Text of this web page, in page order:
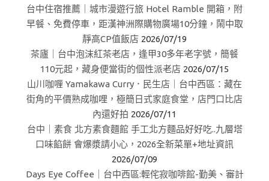
台中住宿推薦｜城市漫遊行旅 Hotel Ramble 開箱，附
早餐、免費停車，距漢神洲際購物廣場10分鐘，鬧中取
靜高CP值飯店 2026/07/19
茶廬｜台中泡沫紅茶老店，逢甲30多年老字號，簡餐
110元起，藏身便當街的個性派老店 2026/07/15
山川咖喱 Yamakawa Curry．民生店｜台中西區：藏在
街角的平價熟成咖哩，極簡日式家庭食堂，店門口比店
內還好拍 2026/07/11
台中｜素食 北方素食麵館 手工北方麵品好好吃..九層塔
口味餡餅 會爆漿請小心，2026全新菜單+地址資訊
2026/07/09
Days Eye Coffee｜台中西區:輕侘寂咖啡館-勤美、審計